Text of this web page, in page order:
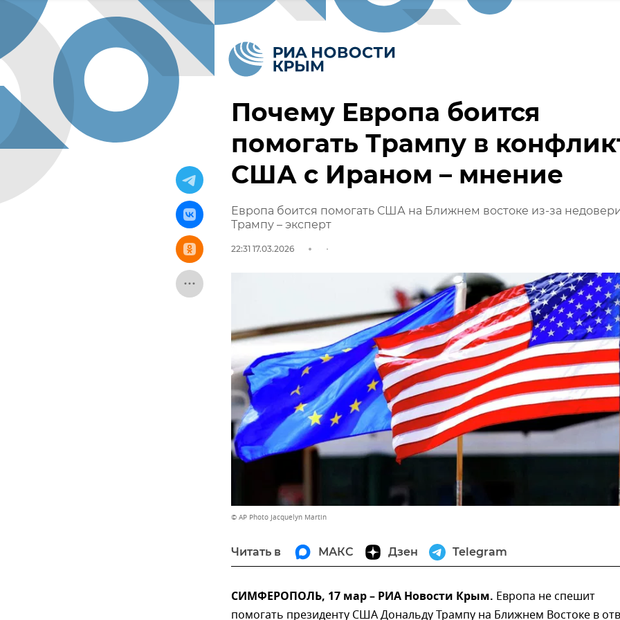
Почему Европа боится
помогать Трампу в
США с Ираном – мнение
Европа боится помогать США на Ближнем востоке из-за
Трампу – эксперт
22:31 17.03.2026
© AP Photo Jacquelyn Martin
Читать в МАКС Дзен Telegram
СИМФЕРОПОЛЬ, 17 мар – РИА Новости Крым. Европа не спешит
помогать президенту США Дональду Трампу на Ближнем Востоке в